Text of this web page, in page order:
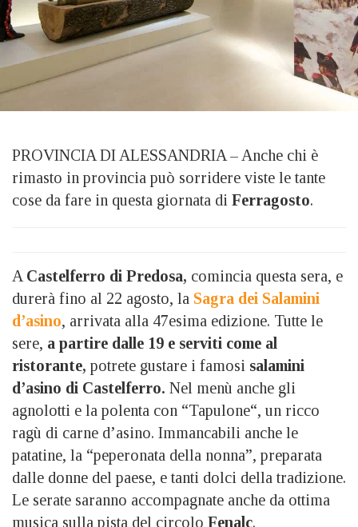
PROVINCIA DI ALESSANDRIA – Anche chi è
rimasto in provincia può sorridere viste le tante
cose da fare in questa giornata di Ferragosto.
ACastelferro di Predosa, comincia questa sera, e
durerà fino al 22 agosto, la Sagra dei Salamini
d’asino, arrivata alla 47esima edizione. Tutte le
sere, a partire dalle 19 e serviti come al
ristorante, potrete gustare i famosi salamini
d’asino di Castelferro. Nel menù anche gli
agnolotti e la polenta con “Tapulone“, un ricco
ragù di carne d’asino. Immancabili anche le
patatine, la “peperonata della nonna”, preparata
dalle donne del paese, e tanti dolci della tradizione.
Le serate saranno accompagnate anche da ottima
musica sulla pista del circolo Fenalc.